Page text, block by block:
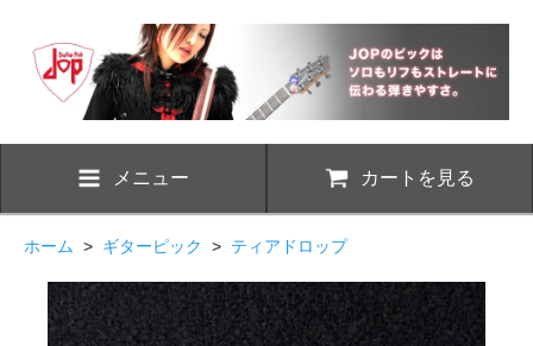
メニュー カートを見る
ホーム > ギターピック > ティアドロップ